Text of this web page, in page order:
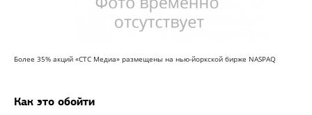
Более 35% акций «СТС Медиа» размещены на нью-йоркской бирже NASPAQ
Как это обойти